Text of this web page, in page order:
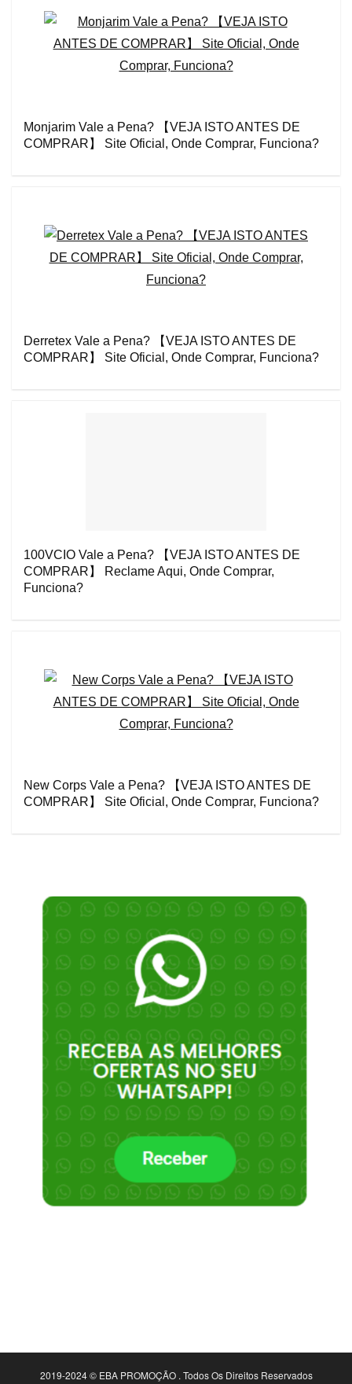
Monjarim Vale a Pena? 【VEJA ISTO ANTES DE
COMPRAR】 Site Oficial, Onde Comprar, Funciona?
Derretex Vale a Pena? 【VEJA ISTO ANTES DE
COMPRAR】 Site Oficial, Onde Comprar, Funciona?
100VCIO Vale a Pena? 【VEJA ISTO ANTES DE
COMPRAR】 Reclame Aqui, Onde Comprar,
Funciona?
New Corps Vale a Pena? 【VEJA ISTO ANTES DE
COMPRAR】 Site Oficial, Onde Comprar, Funciona?
2019-2024 © EBA PROMOÇÃO . Todos Os Direitos Reservados